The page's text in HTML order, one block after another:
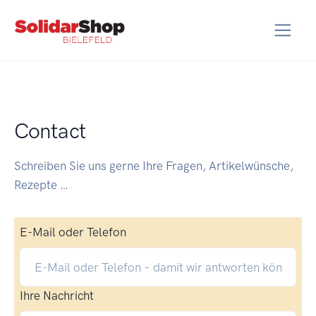
Contact
Schreiben Sie uns gerne Ihre Fragen, Artikelwünsche,
Rezepte …
E-Mail oder Telefon
Ihre Nachricht